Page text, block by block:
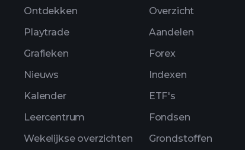
Ontdekken
Playtrade
Grafieken
Nieuws
Kalender
Leercentrum
Wekelijkse overzichten
Overzicht
Aandelen
Forex
Indexen
ETF's
Fondsen
Grondstoffen